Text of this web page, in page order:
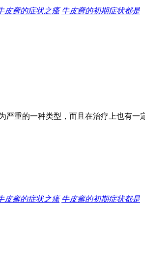
皮癣的症状之瘙 牛皮癣的初期症状都是
重的一种类型，而且在治疗上也有
皮癣的症状之瘙 牛皮癣的初期症状都是